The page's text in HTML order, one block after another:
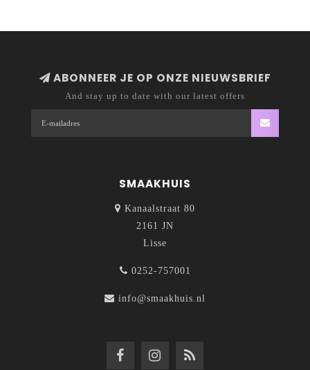
ABONNEER JE OP ONZE NIEUWSBRIEF
And stay up to date with our latest offers
SMAAKHUIS
Kanaalstraat 80
2161 JN
Lisse
0252-757001
info@smaakhuis.nl